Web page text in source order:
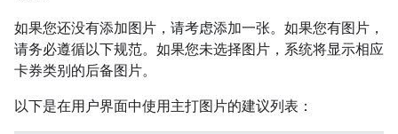
如果您还没有添加图片，请考虑添加一张。如果您有图片，
请务必遵循以下规范。如果您未选择图片，系统将显示相应
卡券类别的后备图片。
以下是在用户界面中使用主打图片的建议列表：